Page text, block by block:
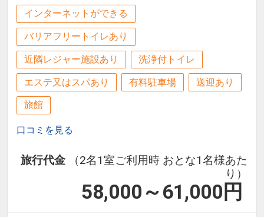
インターネットができる
バリアフリートイレあり
近隣レジャー施設あり 洗浄付トイレ
エステ又はスパあり 有料駐車場 送迎あり
旅館
口コミを見る
旅行代金
（2名1室ご利用時 おとな1名様あた
り）
58,000～61,000 円